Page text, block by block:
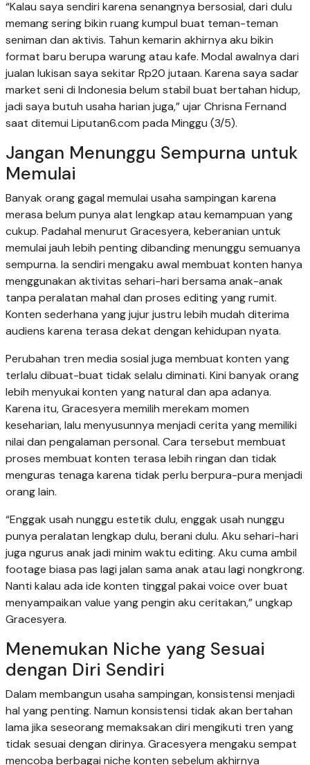
“Kalau saya sendiri karena senangnya bersosial, dari dulu
memang sering bikin ruang kumpul buat teman-teman
seniman dan aktivis. Tahun kemarin akhirnya aku bikin
format baru berupa warung atau kafe. Modal awalnya dari
jualan lukisan saya sekitar Rp20 jutaan. Karena saya sadar
market seni di Indonesia belum stabil buat bertahan hidup,
jadi saya butuh usaha harian juga,” ujar Chrisna Fernand
saat ditemui Liputan6.com pada Minggu (3/5).
Jangan Menunggu Sempurna untuk
Memulai
Banyak orang gagal memulai usaha sampingan karena
merasa belum punya alat lengkap atau kemampuan yang
cukup. Padahal menurut Gracesyera, keberanian untuk
memulai jauh lebih penting dibanding menunggu semuanya
sempurna. Ia sendiri mengaku awal membuat konten hanya
menggunakan aktivitas sehari-hari bersama anak-anak
tanpa peralatan mahal dan proses editing yang rumit.
Konten sederhana yang jujur justru lebih mudah diterima
audiens karena terasa dekat dengan kehidupan nyata.
Perubahan tren media sosial juga membuat konten yang
terlalu dibuat-buat tidak selalu diminati. Kini banyak orang
lebih menyukai konten yang natural dan apa adanya.
Karena itu, Gracesyera memilih merekam momen
keseharian, lalu menyusunnya menjadi cerita yang memiliki
nilai dan pengalaman personal. Cara tersebut membuat
proses membuat konten terasa lebih ringan dan tidak
menguras tenaga karena tidak perlu berpura-pura menjadi
orang lain.
“Enggak usah nunggu estetik dulu, enggak usah nunggu
punya peralatan lengkap dulu, berani dulu. Aku sehari-hari
juga ngurus anak jadi minim waktu editing. Aku cuma ambil
footage biasa pas lagi jalan sama anak atau lagi nongkrong.
Nanti kalau ada ide konten tinggal pakai voice over buat
menyampaikan value yang pengin aku ceritakan,” ungkap
Gracesyera.
Menemukan Niche yang Sesuai
dengan Diri Sendiri
Dalam membangun usaha sampingan, konsistensi menjadi
hal yang penting. Namun konsistensi tidak akan bertahan
lama jika seseorang memaksakan diri mengikuti tren yang
tidak sesuai dengan dirinya. Gracesyera mengaku sempat
mencoba berbagai niche konten sebelum akhirnya